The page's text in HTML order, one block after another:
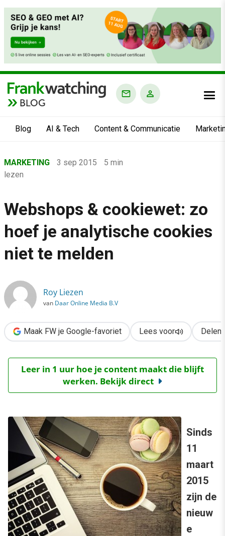
BLOG
Blog AI & Tech Content & Communicatie
›
Marketing
›
Webshops & cookiewet: zo hoef je analytische cookies niet te
MARKETING 3 sep 2015
5 min
lezen
Webshops & cookiewet: zo
hoef je analytische cookies
niet te melden
Roy Liezen
van Daar Online Media B.V
Maak FW je Google-favoriet Lees voor Delen
Leer in 1 uur hoe je content maakt die blijft
werken. Bekijk direct
Sinds
11
maart
2015
zijn de
nieuw
e